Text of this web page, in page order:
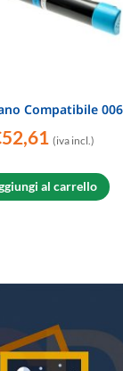
Compatibile
52,61 (iva incl.)
al carrello